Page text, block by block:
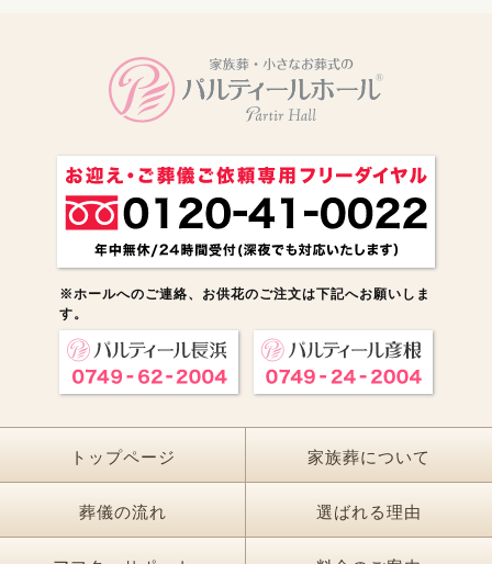
※ホールへのご連絡、お供花のご注文は下記へお願いしま
す。
トップページ 家族葬について
葬儀の流れ 選ばれる理由